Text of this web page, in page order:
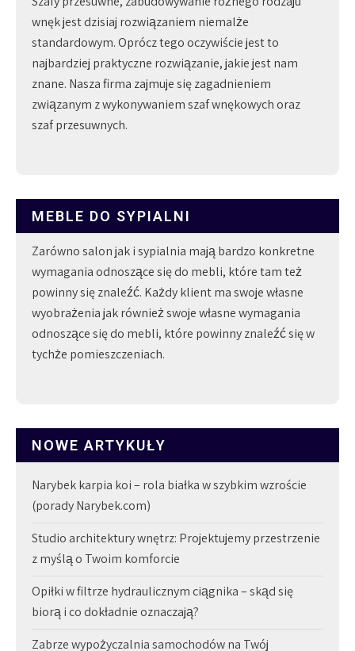
wnęk jest dzisiaj rozwiązaniem niemalże
standardowym. Oprócz tego oczywiście jest to
najbardziej praktyczne rozwiązanie, jakie jest nam
znane. Nasza firma zajmuje się zagadnieniem
związanym z wykonywaniem szaf wnękowych oraz
szaf przesuwnych.
MEBLE DO SYPIALNI
Zarówno salon jak i sypialnia mają bardzo konkretne
wymagania odnoszące się do mebli, które tam też
powinny się znaleźć. Każdy klient ma swoje własne
wyobrażenia jak również swoje własne wymagania
odnoszące się do mebli, które powinny znaleźć się w
tychże pomieszczeniach.
NOWE ARTYKUŁY
Narybek karpia koi – rola białka w szybkim wzroście
(porady Narybek.com)
Studio architektury wnętrz: Projektujemy przestrzenie
z myślą o Twoim komforcie
Opiłki w filtrze hydraulicznym ciągnika – skąd się
biorą i co dokładnie oznaczają?
Zabrze wypożyczalnia samochodów na Twój